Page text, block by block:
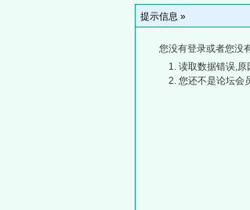
提示信息 »
您没有登录或者您没
读取数据错误,
您还不是论坛会